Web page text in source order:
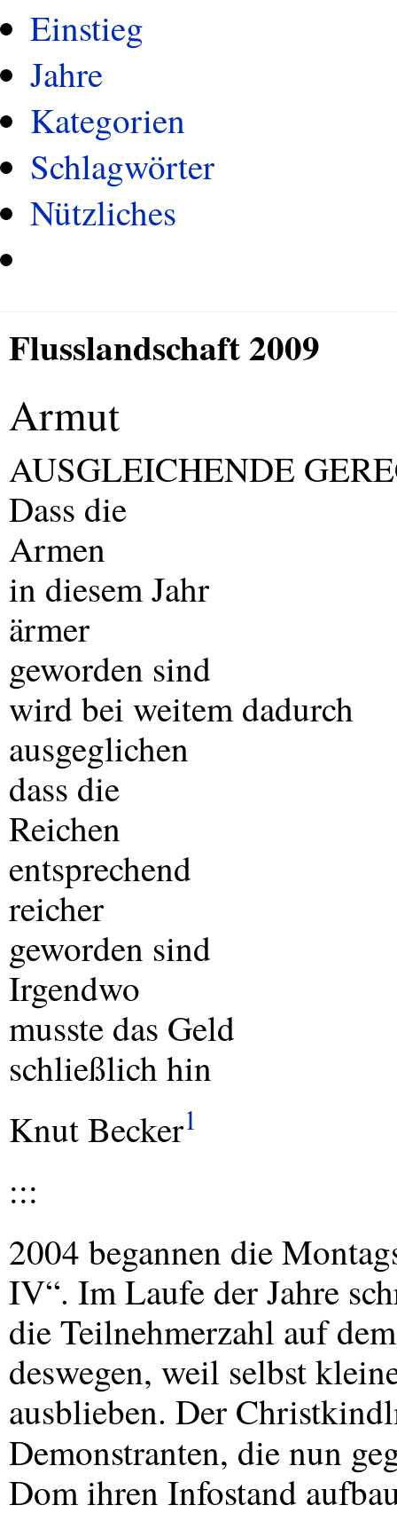
Einstieg
Jahre
Kategorien
Schlagwörter
Nützliches
Flusslandschaft 2009
Armut
AUSGLEICHENDE
Dass die
Armen
in diesem Jahr
ärmer
geworden sind
wird bei weitem dadurch
ausgeglichen
dass die
Reichen
entsprechend
reicher
geworden sind
Irgendwo
musste das Geld
schließlich hin
Knut Becker1
:::
2004 begannen die
IV“. Im Laufe der Jahre
die Teilnehmerzahl auf
deswegen, weil selbst
ausblieben. Der
Demonstranten, die nun
Dom ihren Infostand